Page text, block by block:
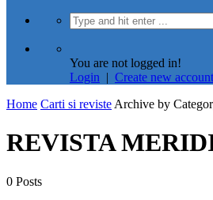
You are not logged in!
Login | Create new account
Home Carti si reviste Archive by
REVISTA
0 Posts